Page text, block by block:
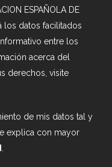
ESPAÑOLA DE
los datos facilitados
entre los
acerca del
derechos, visite
de mis datos tal y
explica con mayor